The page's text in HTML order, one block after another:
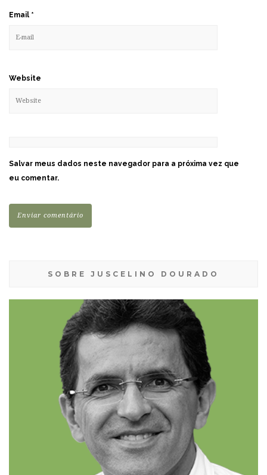
Email *
Website
Salvar meus dados neste navegador para a próxima vez que
eu comentar.
SOBRE JUSCELINO DOURADO